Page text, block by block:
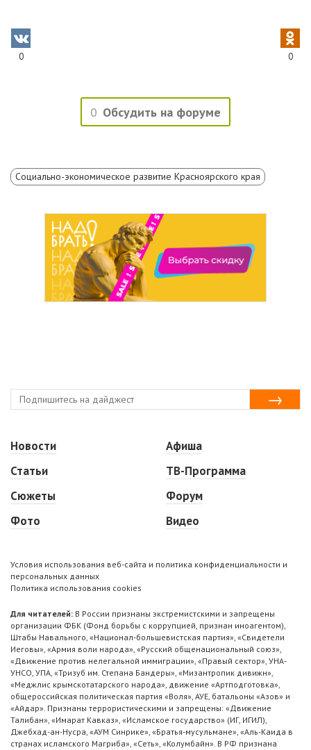
0 0
0 Обсудить на форуме
Социально-экономическое развитие Красноярского края
Новости
Статьи
Сюжеты
Фото
Афиша
ТВ-Программа
Форум
Видео
Условия использования веб-сайта и политика конфиденциальности и
персональных данных
Политика использования cookies
Для читателей: В России признаны экстремистскими и запрещены
организации ФБК (Фонд борьбы с коррупцией, признан иноагентом),
Штабы Навального, «Национал-большевистская партия», «Свидетели
Иеговы», «Армия воли народа», «Русский общенациональный союз»,
«Движение против нелегальной иммиграции», «Правый сектор», УНА-
УНСО, УПА, «Тризуб им. Степана Бандеры», «Мизантропик дивижн»,
«Меджлис крымскотатарского народа», движение «Артподготовка»,
общероссийская политическая партия «Воля», АУЕ, батальоны «Азов» и
«Айдар». Признаны террористическими и запрещены: «Движение
Талибан», «Имарат Кавказ», «Исламское государство» (ИГ, ИГИЛ),
Джебхад-ан-Нусра, «АУМ Синрике», «Братья-мусульмане», «Аль-Каида в
странах исламского Магриба», «Сеть», «Колумбайн». В РФ признана